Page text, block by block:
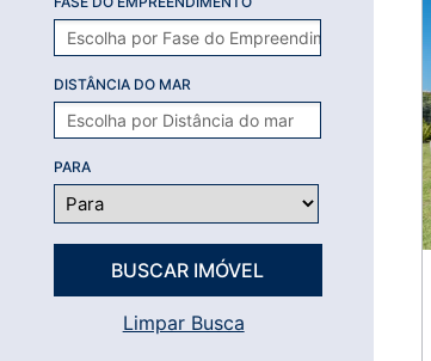
DISTÂNCIA DO MAR
PARA
Limpar Busca